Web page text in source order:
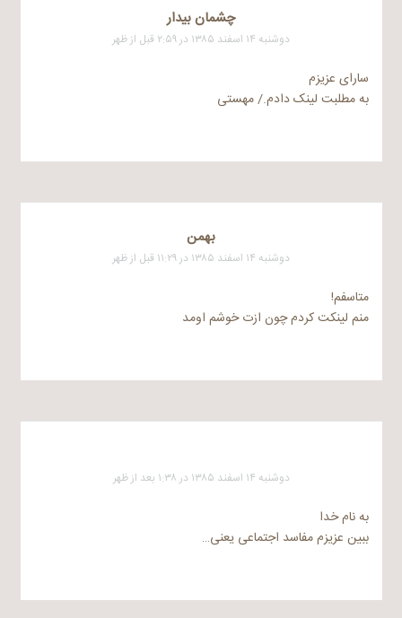
چشمان بیدار
دوشنبه ۱۴ اسفند ۱۳۸۵ در ۲:۵۹ قبل از ظهر
سارای عزیزم
به مطلبت لینک دادم./ مهستی
بهمن
دوشنبه ۱۴ اسفند ۱۳۸۵ در ۱۱:۲۹ قبل از ظهر
متاسفم!
منم لینکت کردم چون ازت خوشم اومد
دوشنبه ۱۴ اسفند ۱۳۸۵ در ۱:۳۸ بعد از ظهر
به نام خدا
ببین عزیزم مفاسد اجتماعی یعنی…